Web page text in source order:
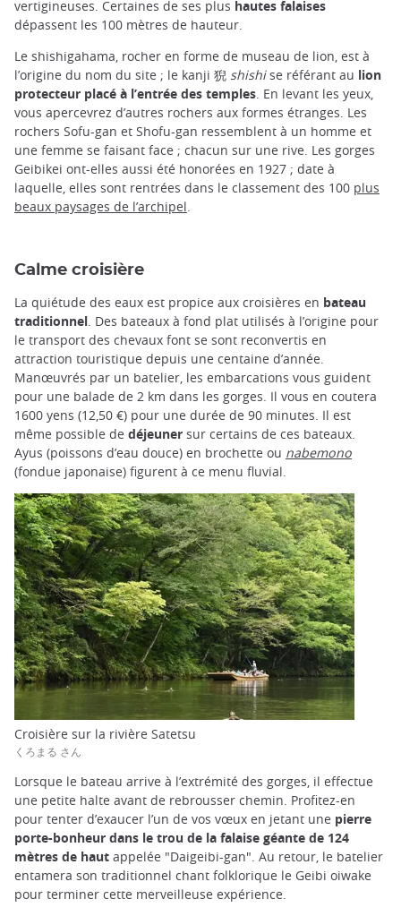
vertigineuses. Certaines de ses plus hautes falaises
dépassent les 100 mètres de hauteur.
Le shishigahama, rocher en forme de museau de lion, est à
l’origine du nom du site ; le kanji 猊 shishise référant au lion
protecteur placé à l’entrée des temples. En levant les yeux,
vous apercevrez d’autres rochers aux formes étranges. Les
rochers Sofu-gan et Shofu-gan ressemblent à un homme et
une femme se faisant face ; chacun sur une rive. Les gorges
Geibikei ont-elles aussi été honorées en 1927 ; date à
laquelle, elles sont rentrées dans le classement des 100 plus
beaux paysages de l’archipel.
Calme croisière
La quiétude des eaux est propice aux croisières en bateau
traditionnel . Des bateaux à fond plat utilisés à l’origine pour
le transport des chevaux font se sont reconvertis en
attraction touristique depuis une centaine d’année.
Manœuvrés par un batelier, les embarcations vous guident
pour une balade de 2 km dans les gorges. Il vous en coutera
1600 yens (12,50 €) pour une durée de 90 minutes. Il est
même possible de déjeuner sur certains de ces bateaux.
Ayus (poissons d’eau douce) en brochette ou nabemono
(fondue japonaise) figurent à ce menu fluvial.
Croisière sur la rivière Satetsu
くろまる さん
Lorsque le bateau arrive à l’extrémité des gorges, il effectue
une petite halte avant de rebrousser chemin. Profitez-en
pour tenter d’exaucer l’un de vos vœux en jetant une pierre
porte-bonheur dans le trou de la falaise géante de 124
mètres de haut appelée "Daigeibi-gan". Au retour, le batelier
entamera son traditionnel chant folklorique le Geibi oiwake
pour terminer cette merveilleuse expérience.